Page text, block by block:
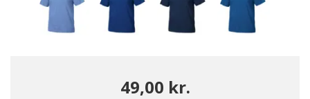
49,00 kr.